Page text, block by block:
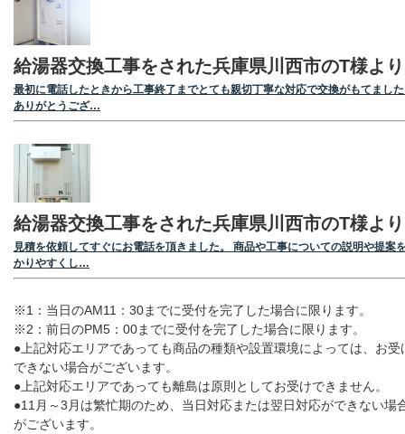
給湯器交換工事をされた兵庫県川西市のT様より
最初に電話したときから工事終了までとても親切丁寧な対応で交換がもてまし
ありがとうござ…
給湯器交換工事をされた兵庫県川西市のT様より
見積を依頼してすぐにお電話を頂きました。 商品や工事についての説明や提案
かりやすくし…
※1：当日のAM11：30までに受付を完了した場合に限ります。
※2：前日のPM5：00までに受付を完了した場合に限ります。
●上記対応エリアであっても商品の種類や設置環境によっては、お受
できない場合がございます。
●上記対応エリアであっても離島は原則としてお受けできません。
●11月～3月は繁忙期のため、当日対応または翌日対応ができない場
がございます。